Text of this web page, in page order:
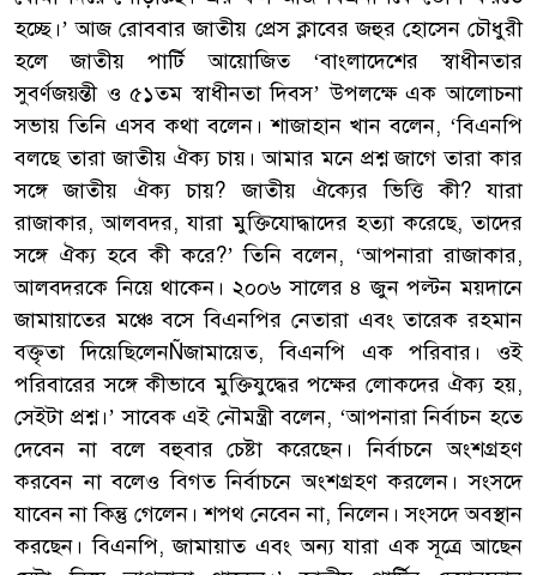
হচ্ছে।’ আজ রোববার জাতীয় প্রেস ক্লাবের জহুর হোসেন চৌধুরী
হলে জাতীয় পার্টি আয়োজিত ‘বাংলাদেশের স্বাধীনতার
সুবর্ণজয়ন্তী ও ৫১তম স্বাধীনতা দিবস’ উপলক্ষে এক আলোচনা
সভায় তিনি এসব কথা বলেন। শাজাহান খান বলেন, ‘বিএনপি
বলছে তারা জাতীয় ঐক্য চায়। আমার মনে প্রশ্ন জাগে তারা কার
সঙ্গে জাতীয় ঐক্য চায়? জাতীয় ঐক্যের ভিত্তি কী? যারা
রাজাকার, আলবদর, যারা মুক্তিযোদ্ধাদের হত্যা করেছে, তাদের
সঙ্গে ঐক্য হবে কী করে?’ তিনি বলেন, ‘আপনারা রাজাকার,
আলবদরকে নিয়ে থাকেন। ২০০৬ সালের ৪ জুন পল্টন ময়দানে
জামায়াতের মঞ্চে বসে বিএনপির নেতারা এবং তারেক রহমান
বক্তৃতা দিয়েছিলেনÑজামায়েত, বিএনপি এক পরিবার। ওই
পরিবারের সঙ্গে কীভাবে মুক্তিযুদ্ধের পক্ষের লোকদের ঐক্য হয়,
সেইটা প্রশ্ন।’ সাবেক এই নৌমন্ত্রী বলেন, ‘আপনারা নির্বাচন হতে
দেবেন না বলে বহুবার চেষ্টা করেছেন। নির্বাচনে অংশগ্রহণ
করবেন না বলেও বিগত নির্বাচনে অংশগ্রহণ করলেন। সংসদে
যাবেন না কিন্তু গেলেন। শপথ নেবেন না, নিলেন। সংসদে অবস্থান
করছেন। বিএনপি, জামায়াত এবং অন্য যারা এক সূত্রে আছেন